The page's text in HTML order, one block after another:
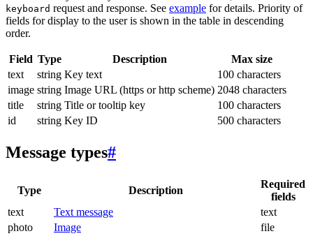
keyboard request and response. See example for details. Priority of
fields for display to the user is shown in the table in descending
order.
Field Type Description
Max size
text
string Key text
100 characters
image string Image URL (https or http scheme) 2048 characters
title
string Title or tooltip key
100 characters
id
string Key ID 500 characters
Message types#
Type Description
Required
fields
text
Text message
text
photo
Image
file